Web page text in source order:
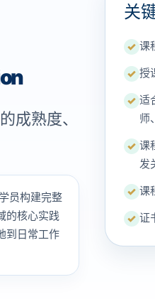
成熟度、
员构建完整
的核心实践
到日常工作
关
✓ 课
✓ 授
✓ 适
师
✓ 课
发
✓ 课
✓ 证